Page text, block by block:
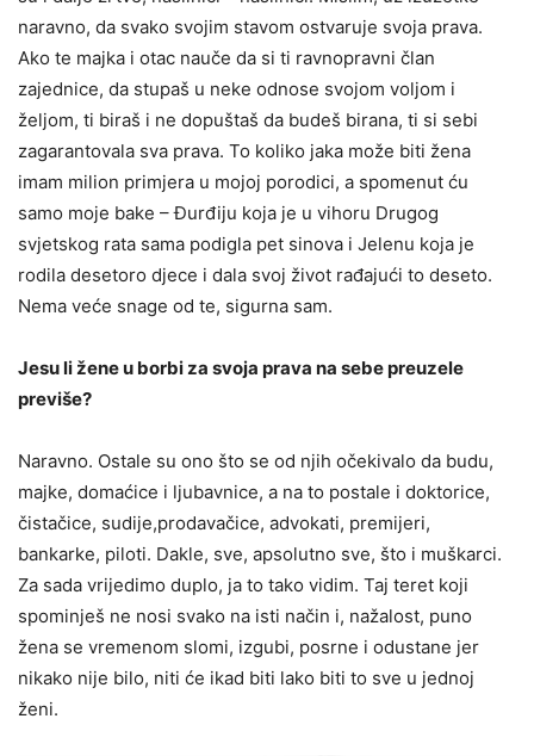
naravno, da svako svojim stavom ostvaruje svoja prava.
Ako te majka i otac nauče da si ti ravnopravni član
zajednice, da stupaš u neke odnose svojom voljom i
željom, ti biraš i ne dopuštaš da budeš birana, ti si sebi
zagarantovala sva prava. To koliko jaka može biti žena
imam milion primjera u mojoj porodici, a spomenut ću
samo moje bake – Đurđiju koja je u vihoru Drugog
svjetskog rata sama podigla pet sinova i Jelenu koja je
rodila desetoro djece i dala svoj život rađajući to deseto.
Nema veće snage od te, sigurna sam.
Jesu li žene u borbi za svoja prava na sebe preuzele
previše?
Naravno. Ostale su ono što se od njih očekivalo da budu,
majke, domaćice i ljubavnice, a na to postale i doktorice,
čistačice, sudije,prodavačice, advokati, premijeri,
bankarke, piloti. Dakle, sve, apsolutno sve, što i muškarci.
Za sada vrijedimo duplo, ja to tako vidim. Taj teret koji
spominješ ne nosi svako na isti način i, nažalost, puno
žena se vremenom slomi, izgubi, posrne i odustane jer
nikako nije bilo, niti će ikad biti lako biti to sve u jednoj
ženi.